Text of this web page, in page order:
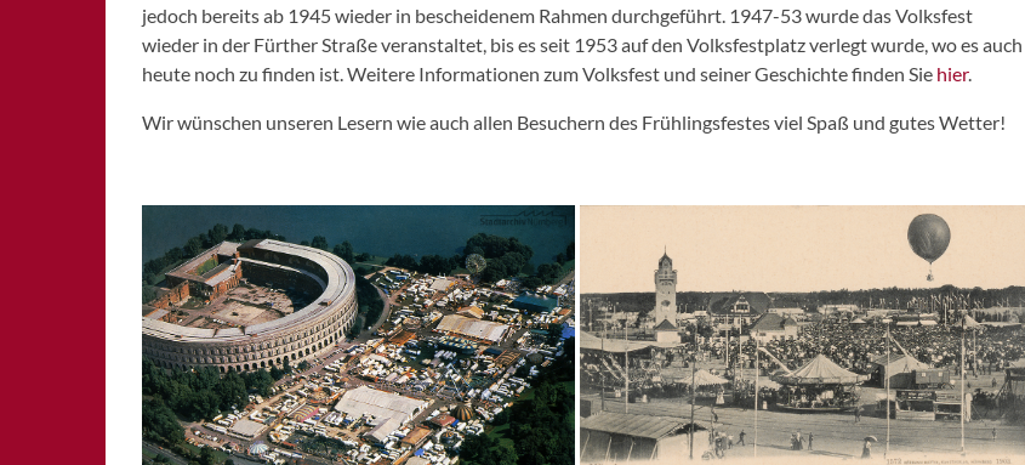
jedoch bereits ab 1945 wieder in bescheidenem Rahmen durchgeführt. 1947-53 wurde das Volksfest
wieder in der Fürther Straße veranstaltet, bis es seit 1953 auf den Volksfestplatz verlegt wurde, wo es auch
heute noch zu finden ist. Weitere Informationen zum Volksfest und seiner Geschichte finden Sie hier.
Wir wünschen unseren Lesern wie auch allen Besuchern des Frühlingsfestes viel Spaß und gutes Wetter!